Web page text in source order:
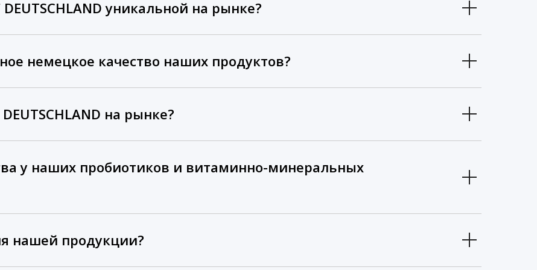
уникальной на рынке?
немецкое качество наших продуктов?
на рынке?
у наших пробиотиков и витаминно-минеральных
нашей продукции?